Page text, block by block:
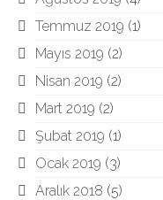
Temmuz 2019 (1)
Mayıs 2019 (2)
Nisan 2019 (2)
Mart 2019 (2)
Şubat 2019 (1)
Ocak 2019 (3)
Aralık 2018 (5)